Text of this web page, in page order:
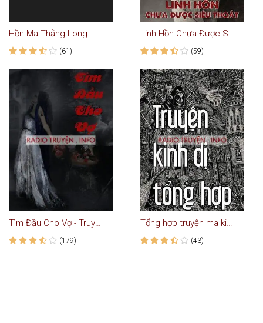
Hồn Ma Thằng Long
(61)
Linh Hồn Chưa Được Siêu Thoát
(59)
Tìm Đầu Cho Vợ - Truyện Ma
(179)
Tổng hợp truyện ma kinh dị
(43)